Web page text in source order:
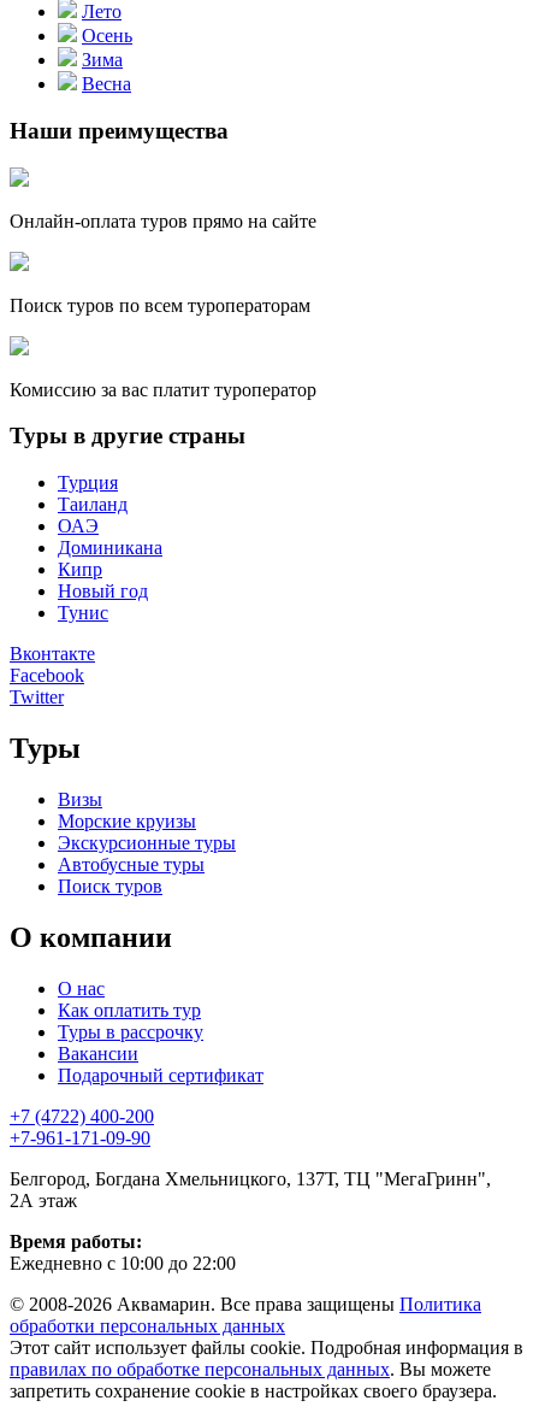
Лето
Осень
Зима
Весна
Наши преимущества
Онлайн-оплата туров прямо на сайте
Поиск туров по всем туроператорам
Комиссию за вас платит туроператор
Туры в другие страны
Турция
Таиланд
ОАЭ
Доминикана
Кипр
Новый год
Тунис
Вконтакте
Facebook
Twitter
Туры
Визы
Морские круизы
Экскурсионные туры
Автобусные туры
Поиск туров
О компании
О нас
Как оплатить тур
Туры в рассрочку
Вакансии
Подарочный сертификат
+7 (4722) 400-200
+7-961-171-09-90
Белгород, Богдана Хмельницкого, 137Т, ТЦ "МегаГринн",
2А этаж
Время работы:
Ежедневно с 10:00 до 22:00
© 2008-2026 Аквамарин. Все права защищены Политика
обработки персональных данных
Этот сайт использует файлы cookie. Подробная информация в
правилах по обработке персональных данных. Вы можете
запретить сохранение cookie в настройках своего браузера.